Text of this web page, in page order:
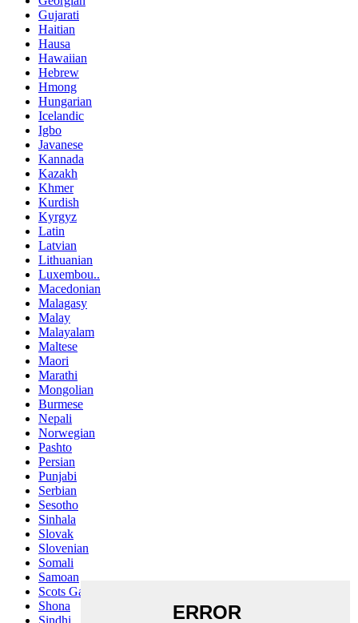
Gujarati
Haitian
Hausa
Hawaiian
Hebrew
Hmong
Hungarian
Icelandic
Igbo
Javanese
Kannada
Kazakh
Khmer
Kurdish
Kyrgyz
Latin
Latvian
Lithuanian
Luxembou..
Macedonian
Malagasy
Malay
Malayalam
Maltese
Maori
Marathi
Mongolian
Burmese
Nepali
Norwegian
Pashto
Persian
Punjabi
Serbian
Sesotho
Sinhala
Slovak
Slovenian
Somali
Samoan
Scots Gaelic
Shona
Sindhi